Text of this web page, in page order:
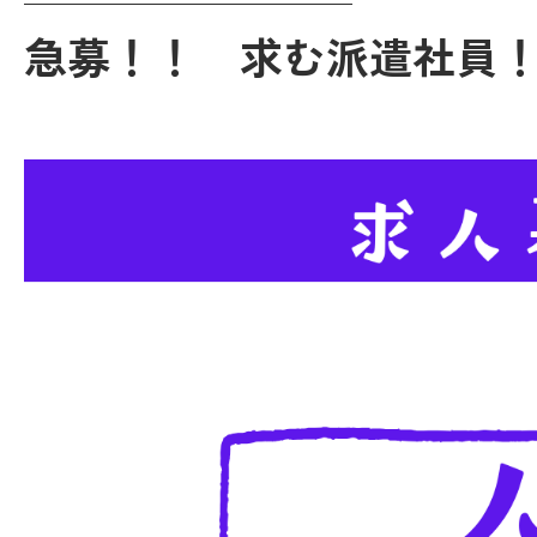
急募！！ 求む派遣社員